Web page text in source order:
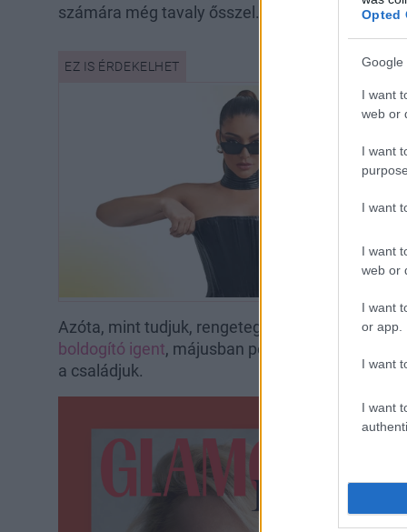
Opted
Google
I want
web or
I want
I want
I want
web or
I want
or app.
I want
I want
számára még tavaly ősszel.
Azóta, mint tudjuk, rengeteg csodálatos dolog
boldogító igent, májusban pedig
a családjuk.